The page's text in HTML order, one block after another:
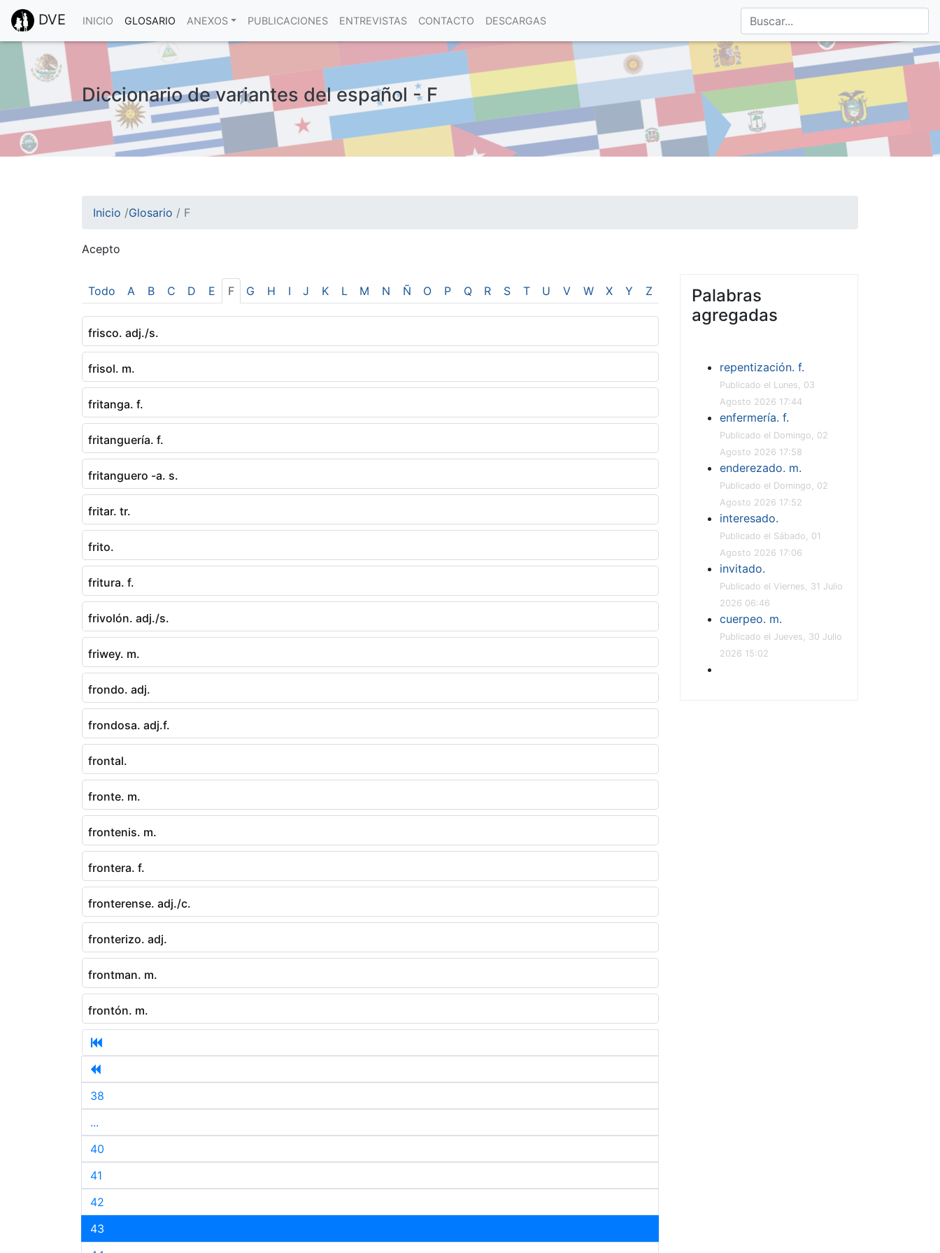
DVE INICIO GLOSARIO ANEXOS PUBLICACIONES ENTREVISTAS CONTACTO DESCARGAS
Diccionario de variantes del español - F
Inicio /Glosario / F
Acepto
Esto nos ayuda a recolectar estadísticas de las visitas.
Todo A B C D E F G H I J K L M N Ñ O P Q R S T U V W X Y Z
frisco. adj./s.
frisol. m.
fritanga. f.
fritanguería. f.
fritanguero -a. s.
fritar. tr.
frito.
fritura. f.
frivolón. adj./s.
friwey. m.
frondo. adj.
frondosa. adj.f.
frontal.
fronte. m.
frontenis. m.
frontera. f.
fronterense. adj./c.
fronterizo. adj.
frontman. m.
frontón. m.
38
...
40
41
42
43
Palabras
agregadas
repentización. f.
Publicado el Lunes, 03
Agosto 2026 17:44
enfermería. f.
Publicado el Domingo, 02
Agosto 2026 17:58
enderezado. m.
Publicado el Domingo, 02
Agosto 2026 17:52
interesado.
Publicado el Sábado, 01
Agosto 2026 17:06
invitado.
Publicado el Viernes, 31 Julio
2026 06:46
cuerpeo. m.
Publicado el Jueves, 30 Julio
2026 15:02